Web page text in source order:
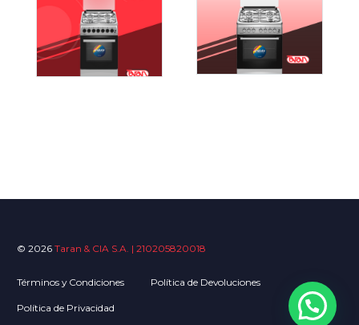
© 2026 Taran & CIA S.A. | 210205820018
Términos y Condiciones Política de Devoluciones
Política de Privacidad